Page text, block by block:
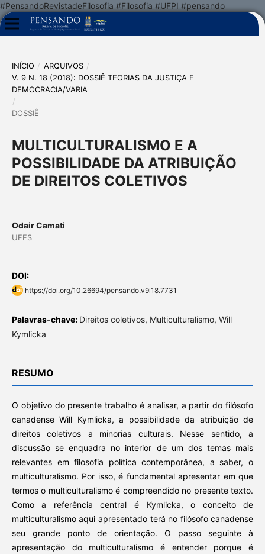
#PensandoRevistadeFilosofia #Filosofia #UFPI #pensando
INÍCIO / ARQUIVOS /
V. 9 N. 18 (2018): DOSSIÊ TEORIAS DA JUSTIÇA E
DEMOCRACIA/VARIA
/
DOSSIÊ
MULTICULTURALISMO E A
POSSIBILIDADE DA ATRIBUIÇÃO
DE DIREITOS COLETIVOS
Odair Camati
UFFS
DOI:
https://doi.org/10.26694/pensando.v9i18.7731
Palavras-chave: Direitos coletivos, Multiculturalismo, Will
Kymlicka
RESUMO
O objetivo do presente trabalho é analisar, a partir do filósofo
canadense Will Kymlicka, a possibilidade da atribuição de
direitos coletivos a minorias culturais. Nesse sentido, a
discussão se enquadra no interior de um dos temas mais
relevantes em filosofia política contemporânea, a saber, o
multiculturalismo. Por isso, é fundamental apresentar em que
termos o multiculturalismo é compreendido no presente texto.
Como a referência central é Kymlicka, o conceito de
multiculturalismo aqui apresentado terá no filósofo canadense
seu grande ponto de orientação. O passo seguinte à
apresentação do multiculturalismo é entender porque é